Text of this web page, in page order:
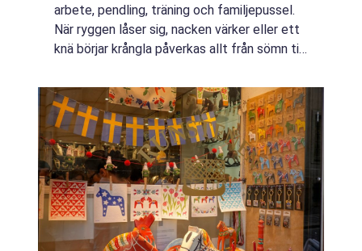
arbete, pendling, träning och familjepussel.
När ryggen låser sig, nacken värker eller ett
knä börjar krångla påverkas allt från sömn till